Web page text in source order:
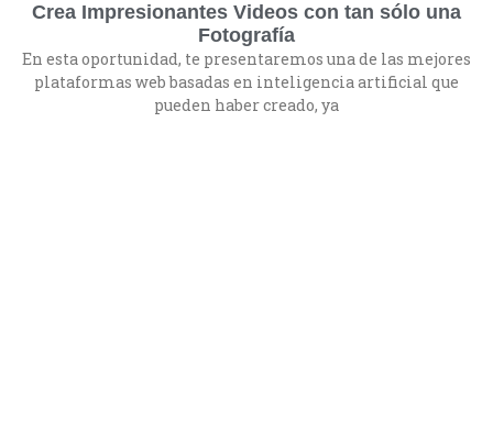
Crea Impresionantes Videos con tan sólo una
Fotografía
En esta oportunidad, te presentaremos una de las mejores
plataformas web basadas en inteligencia artificial que
pueden haber creado, ya